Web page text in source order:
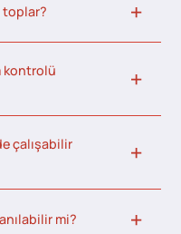
toplar?
kontrolü
çalışabilir
mi?